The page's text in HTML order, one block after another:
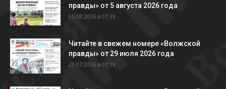
правды» от 5 августа 2026 года
05.08.2026 в 07:39
Читайте в свежем номере «Волжской
правды» от 29 июля 2026 года
29.07.2026 в 07:18